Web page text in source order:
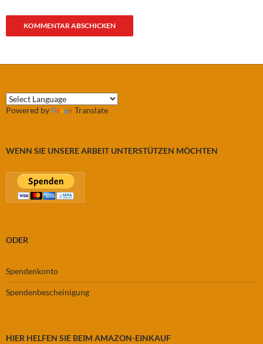
Powered by Translate
WENN SIE UNSERE ARBEIT UNTERSTÜTZEN MÖCHTEN
ODER
Spendenkonto
Spendenbescheinigung
HIER HELFEN SIE BEIM AMAZON-EINKAUF